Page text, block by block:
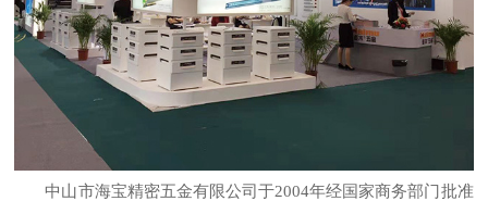
中山市海宝精密五金有限公司于2004年经国家商务部门批准